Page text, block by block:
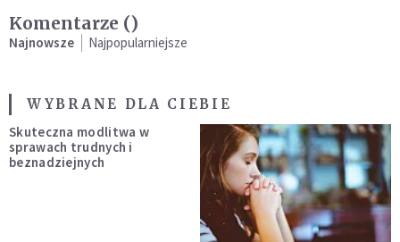
Komentarze ()
Najnowsze Najpopularniejsze
WYBRANE DLA CIEBIE
Skuteczna modlitwa w
sprawach trudnych i
beznadziejnych